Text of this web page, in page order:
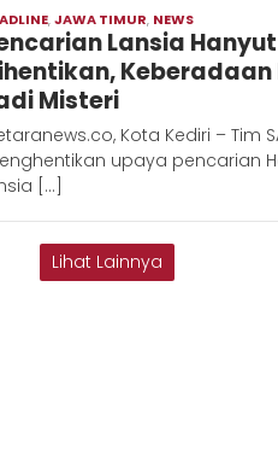
,JAWA TIMUR, NEWS
Hadi
Lansia
Keberadaan
Misteri
Kota Kediri – Tim
upaya pencarian
[…]
Lihat Lainnya